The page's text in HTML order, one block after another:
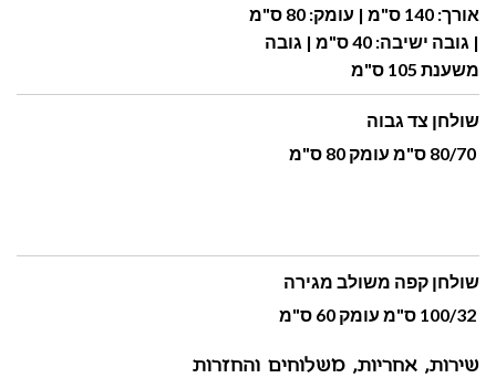
אורך: 140 ס"מ | עומק: 80 ס"מ
| גובה ישיבה: 40 ס"מ | גובה
משענת 105 ס"מ
שולחן צד גבוה
שולחן קפה משולב מגירה
שירות, אחריות, משלוחים והחזרות